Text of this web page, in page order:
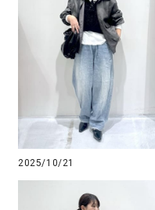
2025/10/21